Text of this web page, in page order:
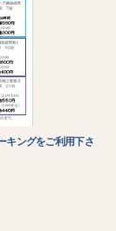
キングをご利用下さ